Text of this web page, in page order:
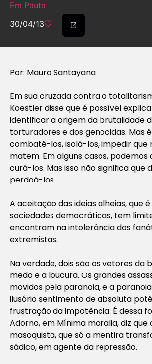
Em Pauta
30/04/13
Por: Mauro Santayana
Em sua cruzada contra o
Koestler disse que é possível
identificar a origem da brutalidade
torturadores e dos genocidas. Mas
combatê-los, isolá-los, impedir que
matem. Em alguns casos, podemos
curá-los. Mas isso não significa que
perdoá-los.
A aceitação das ideias alheias, que
sociedades democráticas, tem
encontram na intolerância dos
extremistas.
Na verdade, dois são os vetores da
medo e a loucura. Os grandes
movidos pela paranoia, e a
ilusório sentimento de absoluta
frustração da impotência. É dessa
Adorno, em Mínima moralia, diz que
masoquista, que só a mentira
sádico, em agente da repressão.